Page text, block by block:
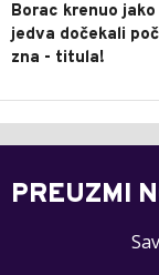
Borac krenuo
jedva dočekali
zna - titula!
PREUZMI